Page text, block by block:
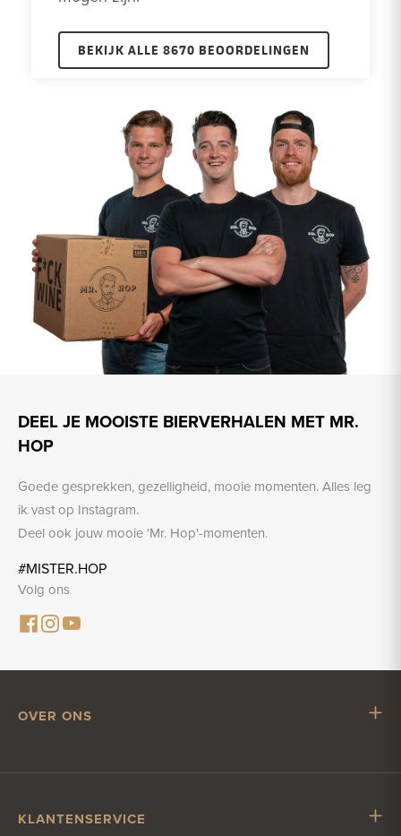
BEKIJK ALLE 8670 BEOORDELINGEN
DEEL JE MOOISTE BIERVERHALEN MET MR.
HOP
Goede gesprekken, gezelligheid, mooie momenten. Alles leg
ik vast op Instagram.
Deel ook jouw mooie 'Mr. Hop'-momenten.
#MISTER.HOP
Volg ons
OVER ONS
Vacatures
KLANTENSERVICE